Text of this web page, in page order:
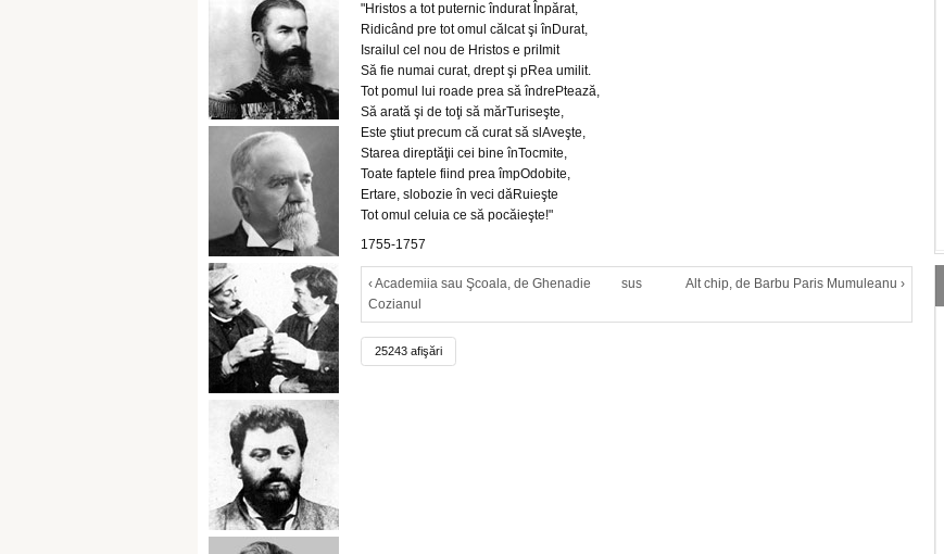
"Hristos a tot puternic îndurat Înpărat,
Ridicând pre tot omul călcat şi înDurat,
Israilul cel nou de Hristos e priImit
Să fie numai curat, drept şi pRea umilit.
Tot pomul lui roade prea să îndrePtează,
Să arată şi de toţi să mărTuriseşte,
Este ştiut precum că curat să slAveşte,
Starea direptăţii cei bine înTocmite,
Toate faptele fiind prea împOdobite,
Ertare, slobozie în veci dăRuieşte
Tot omul celuia ce să pocăieşte!"
1755-1757
‹ Academiia sau Şcoala, de Ghenadie
Cozianul
sus Alt chip, de Barbu Paris Mumuleanu ›
25243 afişări